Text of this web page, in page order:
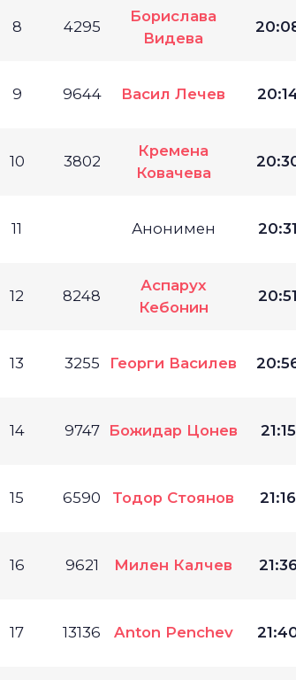
8 4295
Борислава
Видева
9 9644 Васил Лечев
10 3802
Кремена
Ковачева
11 Анонимен 20:31
12 8248
Аспарух
Кебонин
20:51
13 3255 Георги Василев
14 9747 Божидар Цонев 21:15
15 6590 Тодор Стоянов 21:16
16 9621 Милен Калчев 21:36
17 13136 Anton Penchev